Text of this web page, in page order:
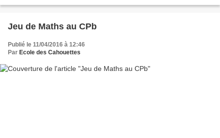
Jeu de Maths au CPb
Publié le 11/04/2016 à 12:46
Par Ecole des Cahouettes